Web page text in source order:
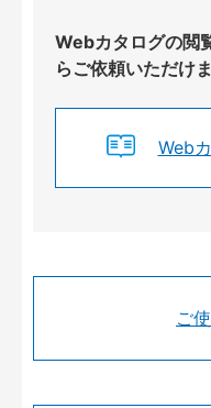
Webカタログの閲
らご依頼いただけま
Web
ご